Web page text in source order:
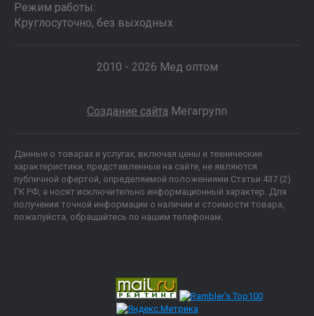
Режим работы:
Круглосуточно, без выходных
2010 - 2026 Мед оптом
Создание сайта Мегагрупп
Данные о товарах и услугах, включая цены и технические
характеристики, представленные на сайте, не являются
публичной офертой, определяемой положениями Статьи 437 (2)
ГК РФ, а носят исключительно информационный характер. Для
получения точной информации о наличии и стоимости товара,
пожалуйста, обращайтесь по нашим телефонам.